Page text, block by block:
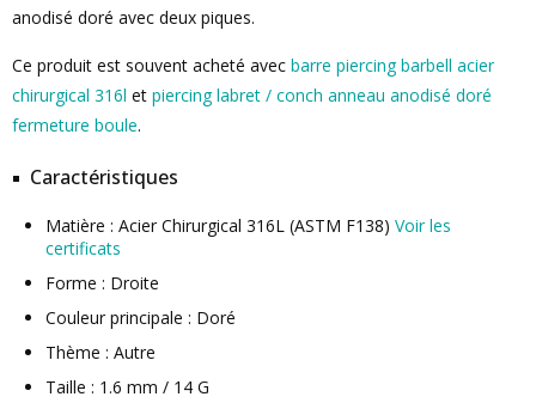
anodisé doré avec deux piques.
Ce produit est souvent acheté avec barre piercing barbell acier
chirurgical 316l et piercing labret / conch anneau anodisé doré
fermeture boule.
Caractéristiques
Matière : Acier Chirurgical 316L (ASTM F138) Voir les
certificats
Forme : Droite
Couleur principale : Doré
Thème : Autre
Taille : 1.6 mm / 14 G